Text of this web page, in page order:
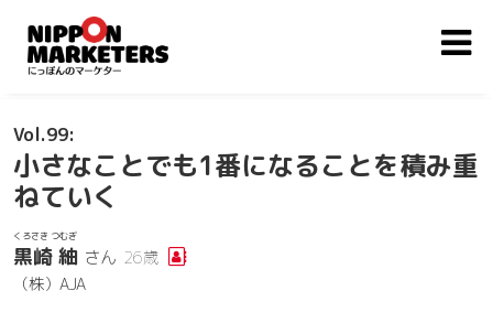
99
小さなことでも1番になることを積み重
ねていく
黒崎 紬
くろさき つむぎ
さん 26歳
（株）AJA